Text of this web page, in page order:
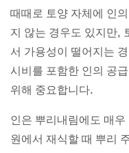
때때로 토양 자체에 인
지 않는 경우도 있지만,
서 가용성이 떨어지는
시비를 포함한 인의 공
위해 중요합니다.
인은 뿌리내림에도 매
원에서 재식할 때 뿌리